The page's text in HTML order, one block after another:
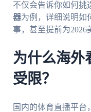
不仅会告诉你如何挑
器为例，详细说明如
事，甚至提前为2026
为什么海外
受限？
国内的体育直播平台